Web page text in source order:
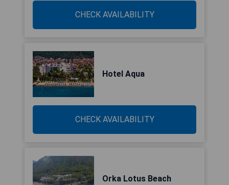
CHECK AVAILABILITY
Hotel Aqua
CHECK AVAILABILITY
Orka Lotus Beach